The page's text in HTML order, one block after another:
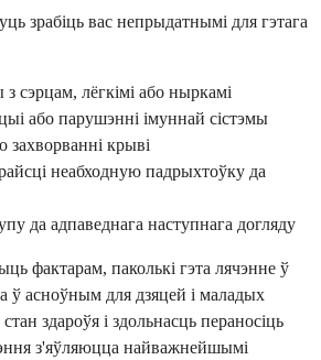
зрабіць вас непрыдатнымі для гэтага
сэрцам, лёгкімі або ныркамі
або парушэнні імуннай сістэмы
захворванні крыві
неабходную падрыхтоўку да
да адпаведнага наступнага догляду
фактарам, паколькі гэта лячэнне ў
ў асноўным для дзяцей і маладых
здароўя і здольнасць пераносіць
з'яўляюцца найважнейшымі